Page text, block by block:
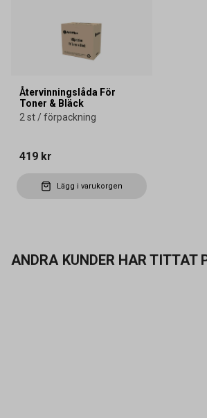
Återvinningslåda För
Toner & Bläck
2 st / förpackning
419 kr
Lägg i varukorgen
ANDRA KUNDER HAR TITTAT